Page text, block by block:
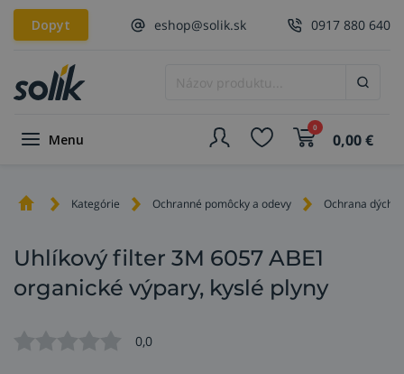
Dopyt eshop@solik.sk 0917 880 640
Menu
0
0,00€
Kategórie Ochranné pomôcky a odevy Ochrana
Uhlíkový filter 3M 6057 ABE1
organické výpary, kyslé plyny
0,0